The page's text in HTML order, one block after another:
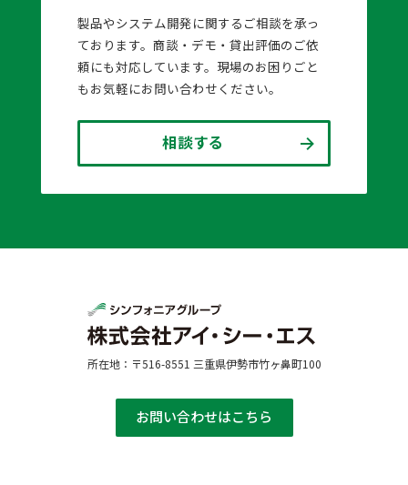
製品やシステム開発に関するご相談を承っ
ております。商談・デモ・貸出評価のご依
頼にも対応しています。現場のお困りごと
もお気軽にお問い合わせください。
相談する
所在地：〒516-8551 三重県伊勢市竹ヶ鼻町100
お問い合わせはこちら